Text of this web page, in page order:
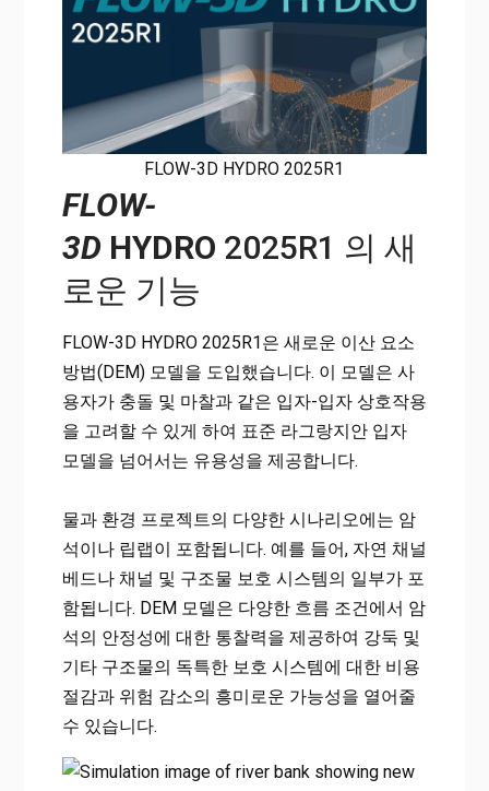
FLOW-3D HYDRO 2025R1
FLOW-
3DHYDRO 2025R1 의 새
로운 기능
FLOW-3D HYDRO 2025R1은 새로운 이산 요소
방법(DEM) 모델을 도입했습니다. 이 모델은 사
용자가 충돌 및 마찰과 같은 입자-입자 상호작용
을 고려할 수 있게 하여 표준 라그랑지안 입자
모델을 넘어서는 유용성을 제공합니다.
물과 환경 프로젝트의 다양한 시나리오에는 암
석이나 립랩이 포함됩니다. 예를 들어, 자연 채널
베드나 채널 및 구조물 보호 시스템의 일부가 포
함됩니다. DEM 모델은 다양한 흐름 조건에서 암
석의 안정성에 대한 통찰력을 제공하여 강둑 및
기타 구조물의 독특한 보호 시스템에 대한 비용
절감과 위험 감소의 흥미로운 가능성을 열어줄
수 있습니다.